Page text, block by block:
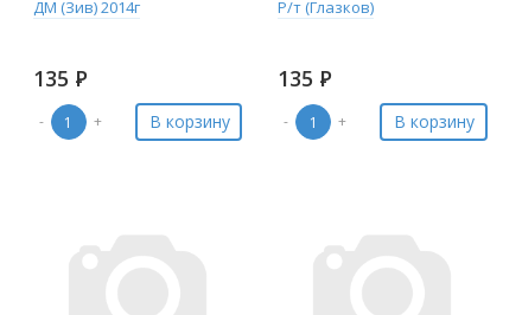
ДМ (Зив) 2014г
135 Р
- + В корзину
Р/т (Глазков)
135 Р
- + В корзину